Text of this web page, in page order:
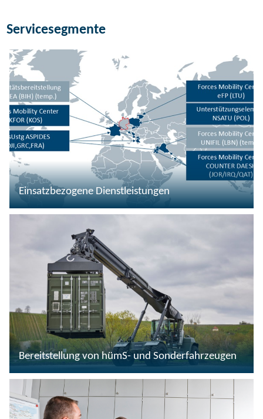
Servicesegmente
Einsatzbezogene Dienstleistungen
Bereitstellung von hümS- und Sonderfahrzeugen